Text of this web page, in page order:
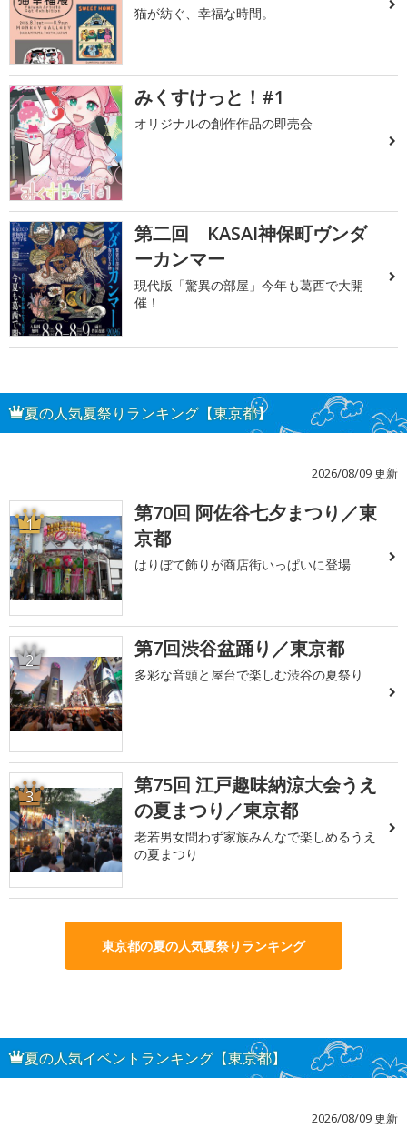
猫が紡ぐ、幸福な時間。
みくすけっと！#1
オリジナルの創作作品の即売会
第二回 KASAI神保町ヴンダ
ーカンマー
現代版「驚異の部屋」今年も葛西で大開
催！
夏の人気夏祭りランキング【東京都】
2026/08/09 更新
1
第70回 阿佐谷七夕まつり／東
京都
はりぼて飾りが商店街いっぱいに登場
2 第7回渋谷盆踊り／東京都
多彩な音頭と屋台で楽しむ渋谷の夏祭り
3
第75回 江戸趣味納涼大会うえ
の夏まつり／東京都
老若男女問わず家族みんなで楽しめるうえ
の夏まつり
東京都の夏の人気夏祭りランキング
夏の人気イベントランキング【東京都】
2026/08/09 更新